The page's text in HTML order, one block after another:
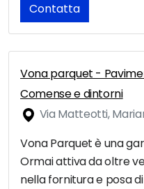
Contatta
Vona parquet -
Comense e dintorni
Via Matteotti,
Vona Parquet è una
Ormai attiva da oltre
nella fornitura e posa